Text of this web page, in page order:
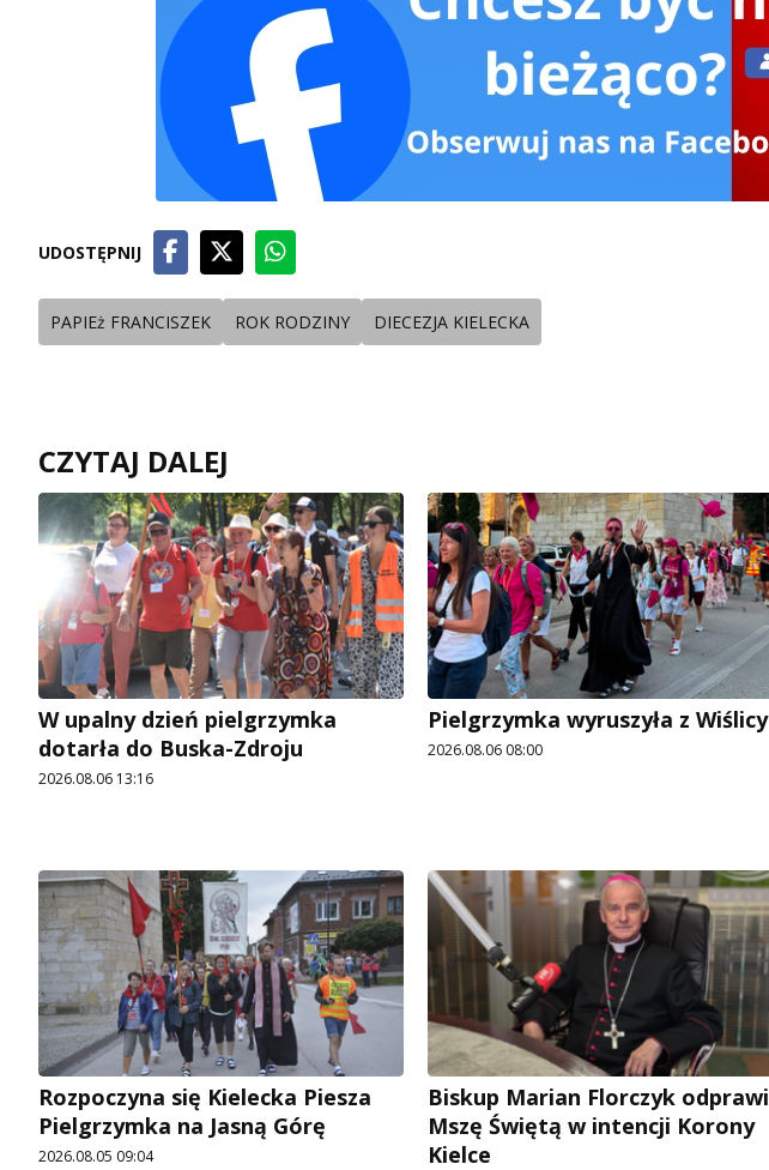
UDOSTĘPNIJ
PAPIEż FRANCISZEK ROK RODZINY DIECEZJA KIELECKA
CZYTAJ DALEJ
W upalny dzień pielgrzymka
dotarła do Buska-Zdroju
2026.08.06 13:16
Pielgrzymka wyruszyła z Wiślicy
2026.08.06 08:00
Rozpoczyna się Kielecka Piesza
Pielgrzymka na Jasną Górę
2026.08.05 09:04
Biskup Marian Florczyk odprawi
Mszę Świętą w intencji Korony
Kielce